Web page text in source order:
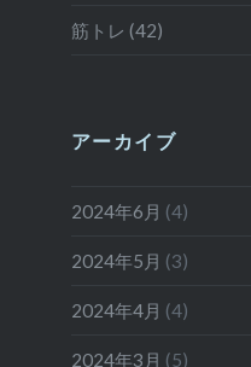
筋トレ (42)
アーカイブ
2024年6月 (4)
2024年5月 (3)
2024年4月 (4)
2024年3月 (5)